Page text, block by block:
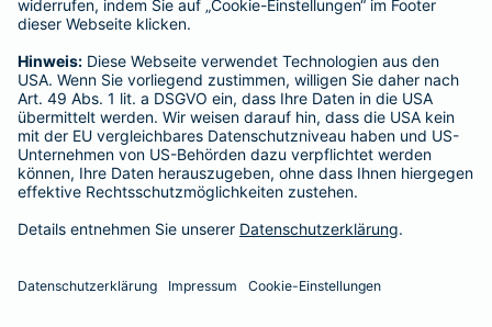
Für private Krankenversicherungen:
Ombudsmann für private Kranken- / Pflege-Versicherungen,
Postfach 060222, 10052 Berlin
Impressum
Barmenia Versicherung - Klaudia Misaczek
Alte Andernacher Str. 2
Tel. 0176 32181107